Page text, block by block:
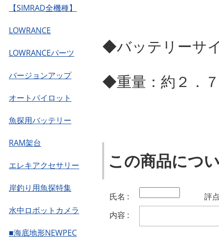
【SIMRAD全機種】
LOWRANCE
LOWRANCEパーツ
バージョンアップ
オートパイロット
魚探用バッテリー
RAM架台
エレキアクセサリー
岸釣り用魚探特集
水中ロボットカメラ
■海底地形NEWPEC
◆バッテリーサ
◆重量：約２．
この商品につ
氏名 :
評
内容 :